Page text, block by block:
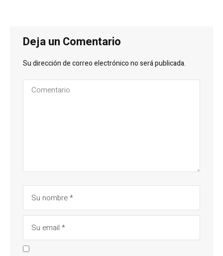
Deja un Comentario
Su dirección de correo electrónico no será publicada.